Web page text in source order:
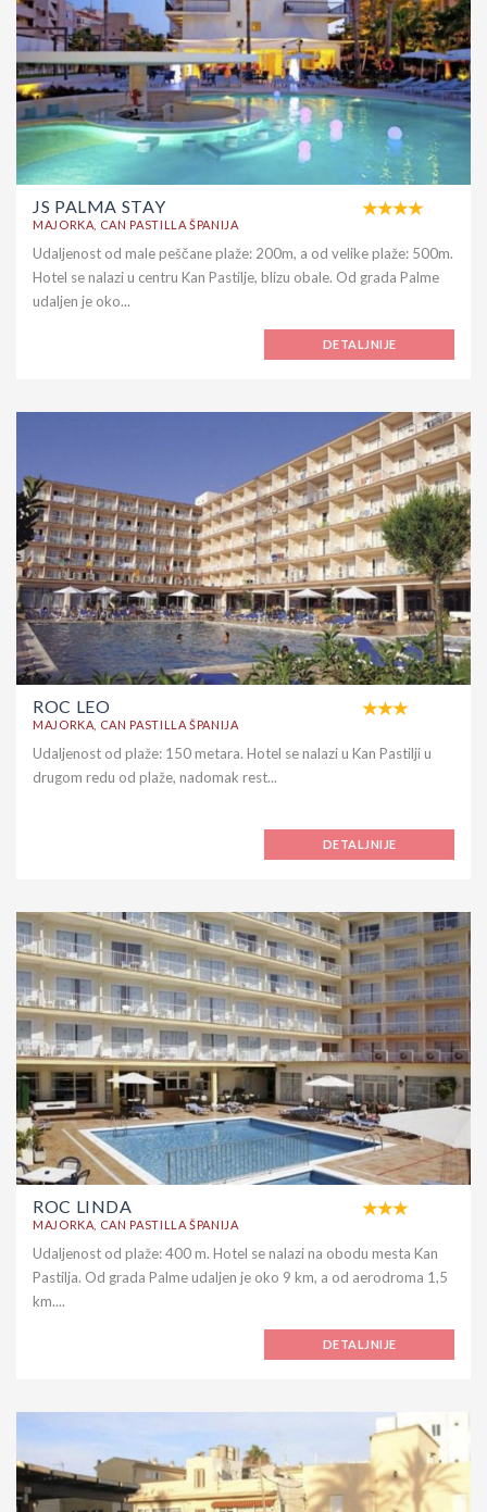
JS PALMA STAY
MAJORKA, CAN PASTILLA ŠPANIJA
Udaljenost od male peščane plaže: 200m, a od velike plaže: 500m.
Hotel se nalazi u centru Kan Pastilje, blizu obale. Od grada Palme
udaljen je oko...
DETALJNIJE
ROC LEO
MAJORKA, CAN PASTILLA ŠPANIJA
Udaljenost od plaže: 150 metara. Hotel se nalazi u Kan Pastilji u
drugom redu od plaže, nadomak rest...
DETALJNIJE
ROC LINDA
MAJORKA, CAN PASTILLA ŠPANIJA
Udaljenost od plaže: 400 m. Hotel se nalazi na obodu mesta Kan
Pastilja. Od grada Palme udaljen je oko 9 km, a od aerodroma 1,5
km....
DETALJNIJE